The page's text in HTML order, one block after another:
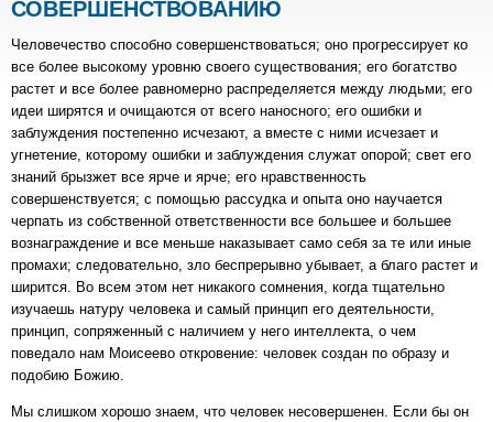
СОВЕРШЕНСТВОВАНИЮ
Человечество способно совершенствоваться; оно прогрессирует ко
все более высокому уровню своего существования; его богатство
растет и все более равномерно распределяется между людьми; его
идеи ширятся и очищаются от всего наносного; его ошибки и
заблуждения постепенно исчезают, а вместе с ними исчезает и
угнетение, которому ошибки и заблуждения служат опорой; свет его
знаний брызжет все ярче и ярче; его нравственность
совершенствуется; с помощью рассудка и опыта оно научается
черпать из собственной ответственности все большее и большее
вознаграждение и все меньше наказывает само себя за те или иные
промахи; следовательно, зло беспрерывно убывает, а благо растет и
ширится. Во всем этом нет никакого сомнения, когда тщательно
изучаешь натуру человека и самый принцип его деятельности,
принцип, сопряженный с наличием у него интеллекта, о чем
поведало нам Моисеево откровение: человек создан по образу и
подобию Божию.
Мы слишком хорошо знаем, что человек несовершенен. Если бы он